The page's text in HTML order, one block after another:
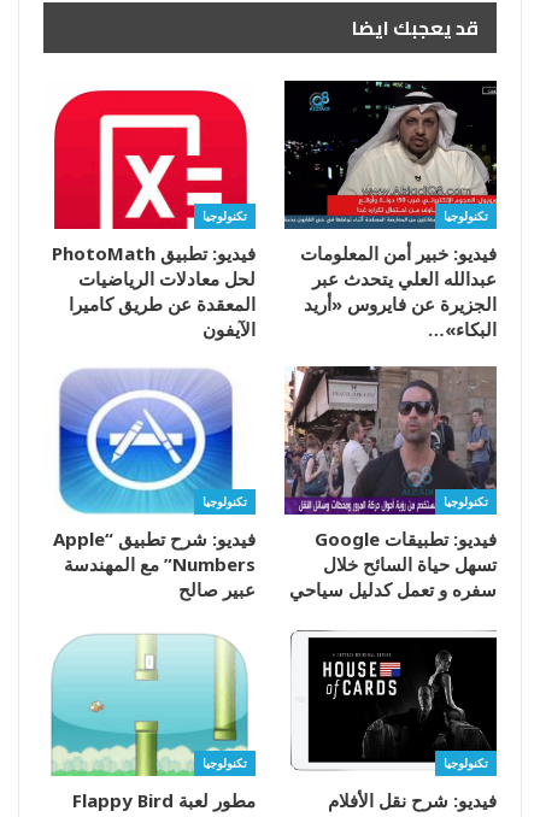
قد يعجبك ايضا
تكنولوجيا
فيديو: خبير أمن المعلومات
عبدالله العلي يتحدث عبر
الجزيرة عن فايروس «أريد
البكاء»…
تكنولوجيا
فيديو: تطبيق PhotoMath
لحل معادلات الرياضيات
المعقدة عن طريق كاميرا
الآيفون
تكنولوجيا
فيديو: تطبيقات Google
تسهل حياة السائح خلال
سفره و تعمل كدليل سياحي
تكنولوجيا
فيديو: شرح تطبيق “Apple
Numbers” مع المهندسة
عبير صالح
تكنولوجيا
فيديو: شرح نقل الأفلام
تكنولوجيا
مطور لعبة Flappy Bird